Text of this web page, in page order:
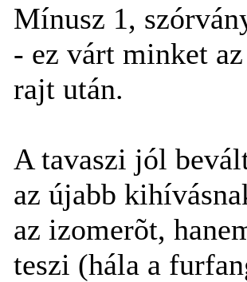
Mínusz 1,
- ez várt minket
rajt után.
A tavaszi jól
az újabb
az izomerõt,
teszi (hála a